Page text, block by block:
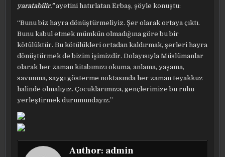
yaratabilir.”ayetini hatırlatan Erbaş, şöyle konuştu:
“Bunu biz hayra dönüştürmeliyiz. Şer olarak ortaya çıktı.
Bunu kabul etmek mümkün olmadığına göre bu bir
kötülüktür. Bu kötülükleri ortadan kaldırmak, şerleri hayra
dönüştürmek de bizim işimizdir. Dolayısıyla Müslümanlar
olarak her zaman kitabımızı okuma, anlama, yaşama,
savunma, saygı gösterme noktasında her zaman teyakkuz
halinde olmalıyız. Çocuklarımıza, gençlerimize bu ruhu
yerleştirmek durumundayız.”
Author: admin